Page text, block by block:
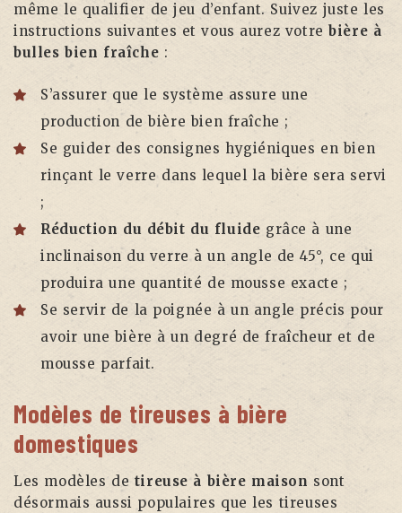
même le qualifier de jeu d’enfant. Suivez juste les
instructions suivantes et vous aurez votrebière à
bulles bien fraîche :
S’assurer que le système assure une
production de bière bien fraîche ;
Se guider des consignes hygiéniques en bien
rinçant le verre dans lequel la bière sera servi
;
Réduction du débit du fluide grâce à une
inclinaison du verre à un angle de 45°, ce qui
produira une quantité de mousse exacte ;
Se servir de la poignée à un angle précis pour
avoir une bière à un degré de fraîcheur et de
mousse parfait.
Modèles de tireuses à bière
domestiques
Les modèles de tireuse à bière maison sont
désormais aussi populaires que les tireuses